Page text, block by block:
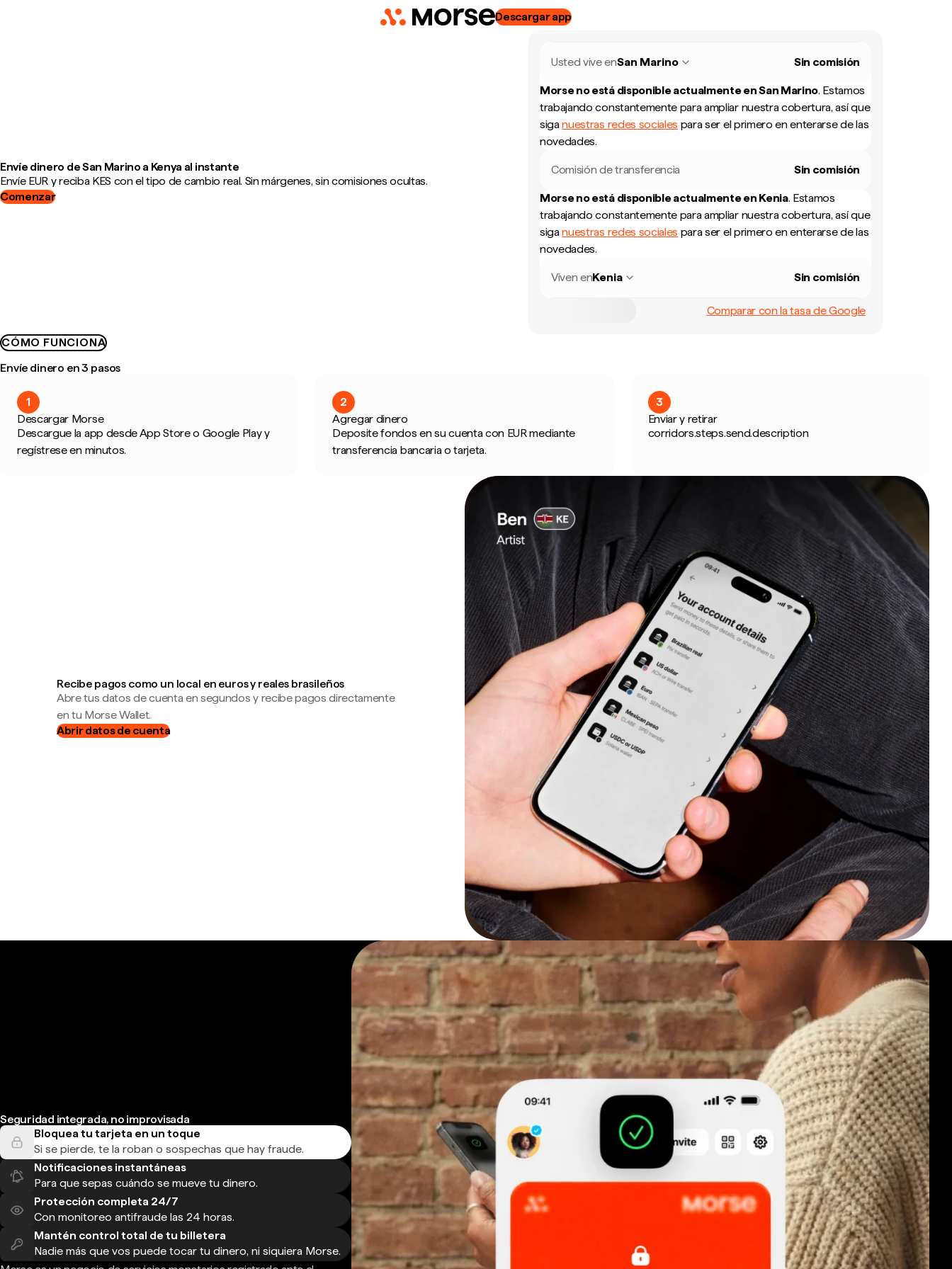
Descargar app
Envíe dinero de San Marino a Kenya al instante
Envíe EUR y reciba KES con el tipo de cambio real. Sin márgenes, sin comisiones ocultas.
Comenzar
Usted vive enSan Marino Sin comisión
Morse no está disponible actualmente enSan Marino. Estamos
trabajando constantemente para ampliar nuestra cobertura, así que
siganuestras redes sociales para ser el primero en enterarse de las
novedades.
Comisión de transferencia Sin comisión
Morse no está disponible actualmente en Kenia. Estamos
trabajando constantemente para ampliar nuestra cobertura, así que
siganuestras redes sociales para ser el primero en enterarse de las
novedades.
Viven enKenia Sin comisión
Comparar con la tasa de Google
CÓMO FUNCIONA
Envíe dinero en 3 pasos
1
Descargar Morse
Descargue la app desde App Store o Google Play y
regístrese en minutos.
2
Agregar dinero
Deposite fondos en su cuenta con EUR mediante
transferencia bancaria o tarjeta.
3
Enviar y retirar
corridors.steps.send.description
Recibe pagos como un local en euros y reales brasileños
Abre tus datos de cuenta en segundos y recibe pagos directamente
en tu Morse Wallet.
Abrir datos de cuenta
Seguridad integrada, no improvisada
Bloquea tu tarjeta en un toque
Si se pierde, te la roban o sospechas que hay fraude.
Notificaciones instantáneas
Para que sepas cuándo se mueve tu dinero.
Protección completa 24/7
Con monitoreo antifraude las 24 horas.
Mantén control total de tu billetera
Nadie más que vos puede tocar tu dinero, ni siquiera Morse.